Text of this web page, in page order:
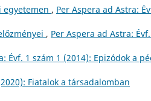
egyetemen , Per Aspera ad Astra:
, Per Aspera ad Astra: Évf.
Évf. 1 szám 1 (2014): Epizódok a
Fiatalok a társadalomban